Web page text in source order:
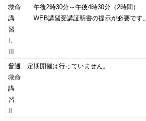
救命
講
習
I、
午後2時30分～午後4時30分（2時間）
WEB講習受講証明書の提示が必要です。
普通
救命
講
習
定期開催は行っていません。